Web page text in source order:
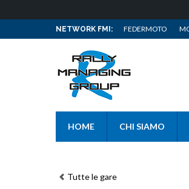
NETWORK FMI: FEDERMOTO
HOME CHI SIAMO
Tutte le gare